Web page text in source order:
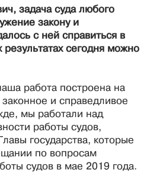
задача суда любого
закону и
с ней справиться в
сегодня можно
работа построена на
и справедливое
мы работали над
работы судов,
государства, которые
по вопросам
судов в мае 2019 года.